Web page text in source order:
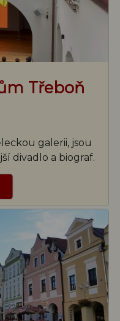
Třeboň
galerii, jsou
divadlo a biograf.